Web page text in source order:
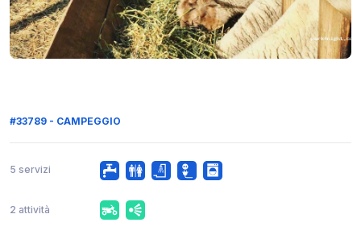
#33789 - CAMPEGGIO
5 servizi
2 attività